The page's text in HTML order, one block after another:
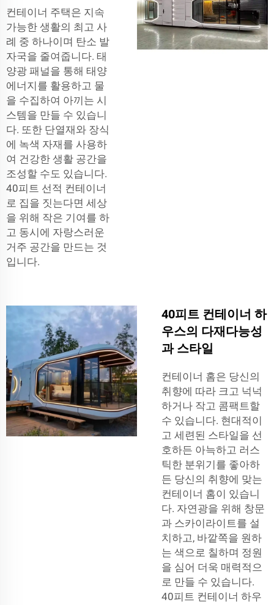
컨테이너 주택은 지속
가능한 생활의 최고 사
례 중 하나이며 탄소 발
자국을 줄여줍니다. 태
양광 패널을 통해 태양
에너지를 활용하고 물
을 수집하여 아끼는 시
스템을 만들 수 있습니
다. 또한 단열재와 장식
에 녹색 자재를 사용하
여 건강한 생활 공간을
조성할 수도 있습니다.
40피트 선적 컨테이너
로 집을 짓는다면 세상
을 위해 작은 기여를 하
고 동시에 자랑스러운
거주 공간을 만드는 것
입니다.
40피트 컨테이너 하
우스의 다재다능성
과 스타일
컨테이너 홈은 당신의
취향에 따라 크고 넉넉
하거나 작고 콤팩트할
수 있습니다. 현대적이
고 세련된 스타일을 선
호하든 아늑하고 러스
틱한 분위기를 좋아하
든 당신의 취향에 맞는
컨테이너 홈이 있습니
다. 자연광을 위해 창문
과 스카이라이트를 설
치하고, 바깥쪽을 원하
는 색으로 칠하며 정원
을 심어 더욱 매력적으
로 만들 수 있습니다.
40피트 컨테이너 하우